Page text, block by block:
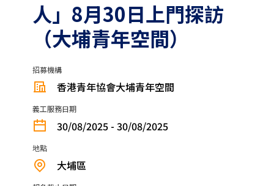
人」8月30日上門探訪
（大埔青年空間）
招募機構
香港青年協會大埔青年空間
義工服務日期
30/08/2025 - 30/08/2025
地點
大埔區